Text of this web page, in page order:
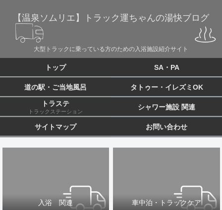
【温泉ソムリエ】トラック運ちゃんの湯快ブログ
大型トラックに乗っている方のための入浴施設紹介サイト
トップ SA・PA
道の駅・ご当地風呂 タトゥー・イレズミOK
トラステ
トラックステーション
シャワー施設 関連
サイトマップ お問い合わせ
入浴 関連 車中泊・トラックケア